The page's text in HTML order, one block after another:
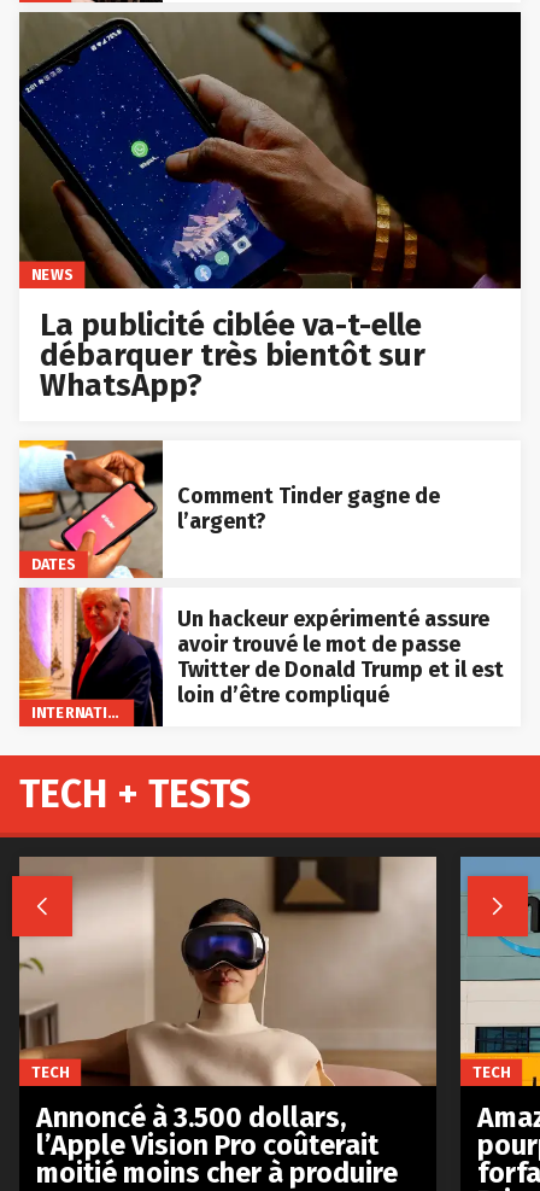
NEWS
La publicité ciblée va-t-elle
débarquer très bientôt sur
WhatsApp?
DATES
Comment Tinder gagne de
l’argent?
INTERNATIONAL
Un hackeur expérimenté assure
avoir trouvé le mot de passe
Twitter de Donald Trump et il est
loin d’être compliqué
TECH + TESTS
 
TECH
Annoncé à 3.500 dollars,
l’Apple Vision Pro coûterait
moitié moins cher à produire
TECH